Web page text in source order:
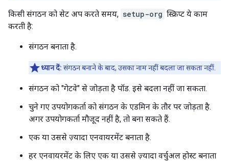
किसी संगठन को सेट अप करते समय, setup-org स्क्रिप्ट ये काम
करती है:
संगठन बनाता है.
ध्यान दें: संगठन बनाने के बाद, उसका नाम नहीं बदला जा सकता नहीं.
संगठन को "गेटवे" से जोड़ता है पॉड. इसे बदला नहीं जा सकता.
चुने गए उपयोगकर्ता को संगठन के एडमिन के तौर पर जोड़ता है.
अगर उपयोगकर्ता मौजूद नहीं है, तो बना सकते हैं.
एक या उससे ज़्यादा एनवायरमेंट बनाता है.
हर एनवायरमेंट के लिए एक या उससे ज़्यादा वर्चुअल होस्ट बनाता